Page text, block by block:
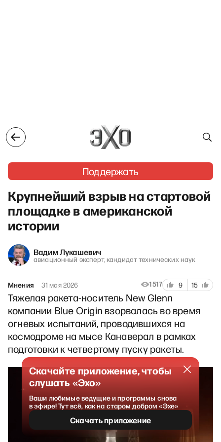
Поддержать
Крупнейший взрыв на стартовой
площадке в американской
истории
Вадим Лукашевич
авиационный эксперт, кандидат технических наук
Мнения 31 мая 2026 1517 9 15
Тяжелая ракета-носитель New Glenn
компании Blue Origin взорвалась во время
огневых испытаний, проводившихся на
космодроме на мысе Канаверал в рамках
подготовки к четвертому пуску ракеты.
Скачайте приложение, чтобы
слушать «Эхо»
Ваши любимые ведущие и программы снова
в эфире! Тут всё, как на старом добром «Эхе»
Скачать приложение